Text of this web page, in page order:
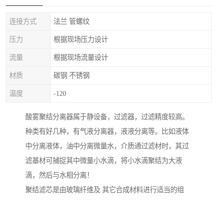
连接方式 法兰 管螺纹
压力 根据现场压力设计
流量 根据现场流量设计
材质 碳钢 不锈钢
温度 -120
酸雾聚结分离器属于静设备，过滤器，过滤精度较高。
种类有好几种，有气液分离器，液液分离等。比如液体
中分离液体，油中分离微量水，介质通过滤材时，其过
滤基材可捕捉其中微量小水滴，将小水滴聚结为大液
滴，然后与水相分离！
聚结滤芯是由玻璃纤维及 其它合成材料进行适当的组